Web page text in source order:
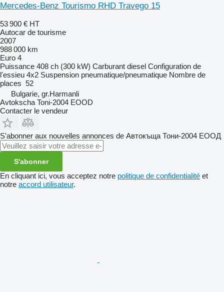
Mercedes-Benz Tourismo RHD Travego 15
53 900 € HT
Autocar de tourisme
2007
988 000 km
Euro 4
Puissance 408 ch (300 kW) Carburant diesel Configuration de
l'essieu 4x2 Suspension pneumatique/pneumatique Nombre de
places 52
Bulgarie, gr.Harmanli
Avtokscha Toni-2004 EOOD
Contacter le vendeur
S'abonner aux nouvelles annonces de Автокъща Тони-2004 ЕООД
S'abonner
En cliquant ici, vous acceptez notre politique de confidentialité et
notre accord utilisateur.